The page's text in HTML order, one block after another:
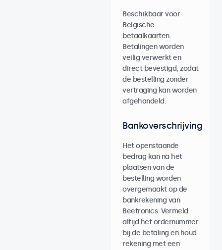
Beschikbaar voor
Belgische
betaalkaarten.
Betalingen worden
veilig verwerkt en
direct bevestigd, zodat
de bestelling zonder
vertraging kan worden
afgehandeld.
Bankoverschrijving
Het openstaande
bedrag kan na het
plaatsen van de
bestelling worden
overgemaakt op de
bankrekening van
Beetronics. Vermeld
altijd het ordernummer
bij de betaling en houd
rekening met een